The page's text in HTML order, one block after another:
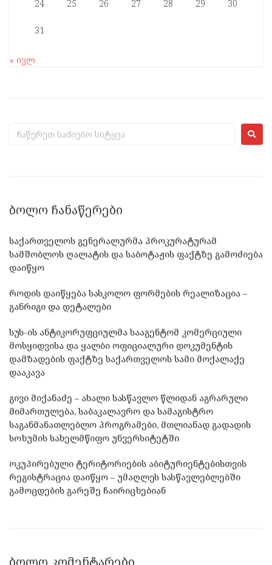
24 25 26 27 28 29 30
31
« ივლ
ᲑᲝᲚᲝ ᲩᲐᲜᲐᲬᲔᲠᲔᲑᲘ
საქართველოს გენერალურმა პროკურატურამ
სამშობლოს ღალატის და საბოტაჟის ფაქტზე გამოძიება
დაიწყო
როდის დაიწყება სასკოლო ფორმების რეალიზაცია –
განრიგი და დეტალები
სუს-ის ანტიკორუფციულმა სააგენტომ კომერციული
მოსყიდვისა და ყალბი ოფიციალური დოკუმენტის
დამზადების ფაქტზე საქართველოს სამი მოქალაქე
დააკავა
გივი მიქანაძე – ახალი სასწავლო წლიდან აგრარული
მიმართულება, საბაკალავრო და სამაგისტრო
საგანმანათლებლო პროგრამები, მთლიანად გადადის
სოხუმის სახელმწიფო უნვერსიტეტში
ოკუპირებული ტერიტორიების აბიტურიენტებისთვის
რეგისტრაცია დაიწყო – უმაღლეს სასწავლებლებში
გამოცდების გარეშე ჩაირიცხებიან